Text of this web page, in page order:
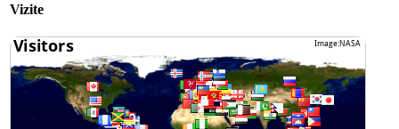
Vizite